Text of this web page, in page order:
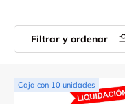
Filtrar y ordenar
Caja con 10 unidades